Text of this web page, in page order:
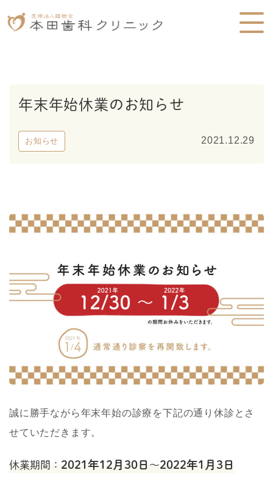
年末年始休業のお知らせ
お知らせ 2021.12.29
誠に勝手ながら年末年始の診療を下記の通り休診とさ
せていただきます。
休業期間： 2021年12月30日 〜2022年1月3日